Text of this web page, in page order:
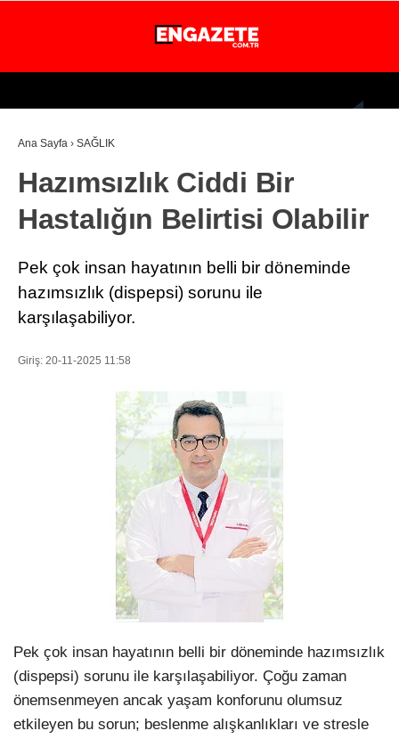
WhatsApp İhbar Hattı
Facebook
Youtube
26.1
İSTANBUL
GÜNDEM
EKONOMİ
DÜNYA
SPOR
SAĞLIK
TEKNOLOJİ
Ana Sayfa › SAĞLIK
Hazımsızlık Ciddi Bir
Hastalığın Belirtisi Olabilir
Pek çok insan hayatının belli bir döneminde
hazımsızlık (dispepsi) sorunu ile
karşılaşabiliyor.
Giriş: 20-11-2025 11:58
Pek çok insan hayatının belli bir döneminde hazımsızlık
(dispepsi) sorunu ile karşılaşabiliyor. Çoğu zaman
önemsenmeyen ancak yaşam konforunu olumsuz
etkileyen bu sorun; beslenme alışkanlıkları ve stresle